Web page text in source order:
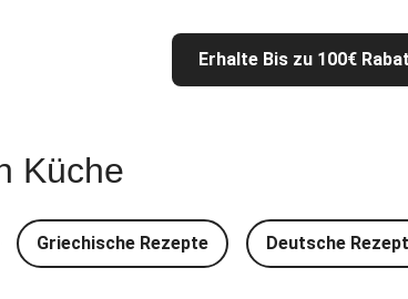
Minestrone mit Kichererbsen
mit Bio-Feta und veganen Filetstücken
in Camembert-Creme-Soße
Erhalte Bis zu 100€
Küche
Griechische Rezepte Deutsche